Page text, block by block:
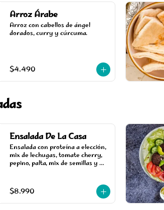
Arroz Árabe
Arroz con cabellos de ángel
dorados, curry y cúrcuma.
$4.490
Ensalada De La Casa
Ensalada con proteína a elección,
mix de lechugas, tomate cherry,
pepino, palta, mix de semillas y
$8.990